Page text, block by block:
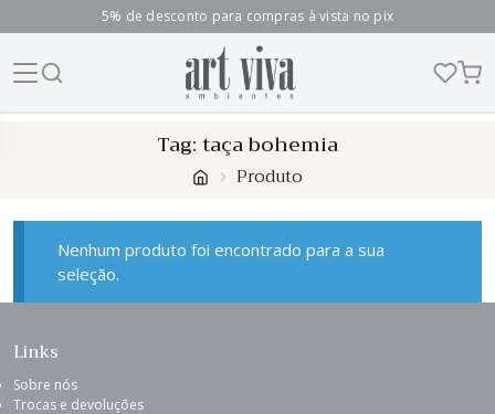
5% de desconto para compras à vista no pix
Tag:taça bohemia
Produto
Nenhum produto foi encontrado para a sua
seleção.
Links
Sobre nós
Trocas e devoluções